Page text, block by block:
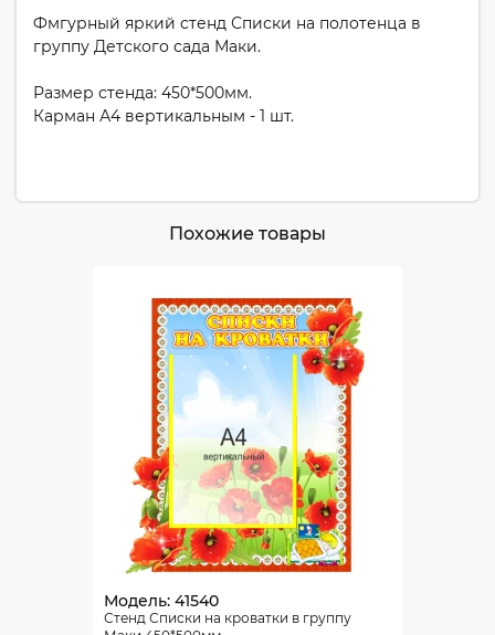
Фмгурный яркий стенд Списки на полотенца в
группу Детского сада Маки.
Размер стенда: 450*500мм.
Карман А4 вертикальным - 1 шт.
Похожие товары
Модель: 41540
Стенд Списки на кроватки в группу